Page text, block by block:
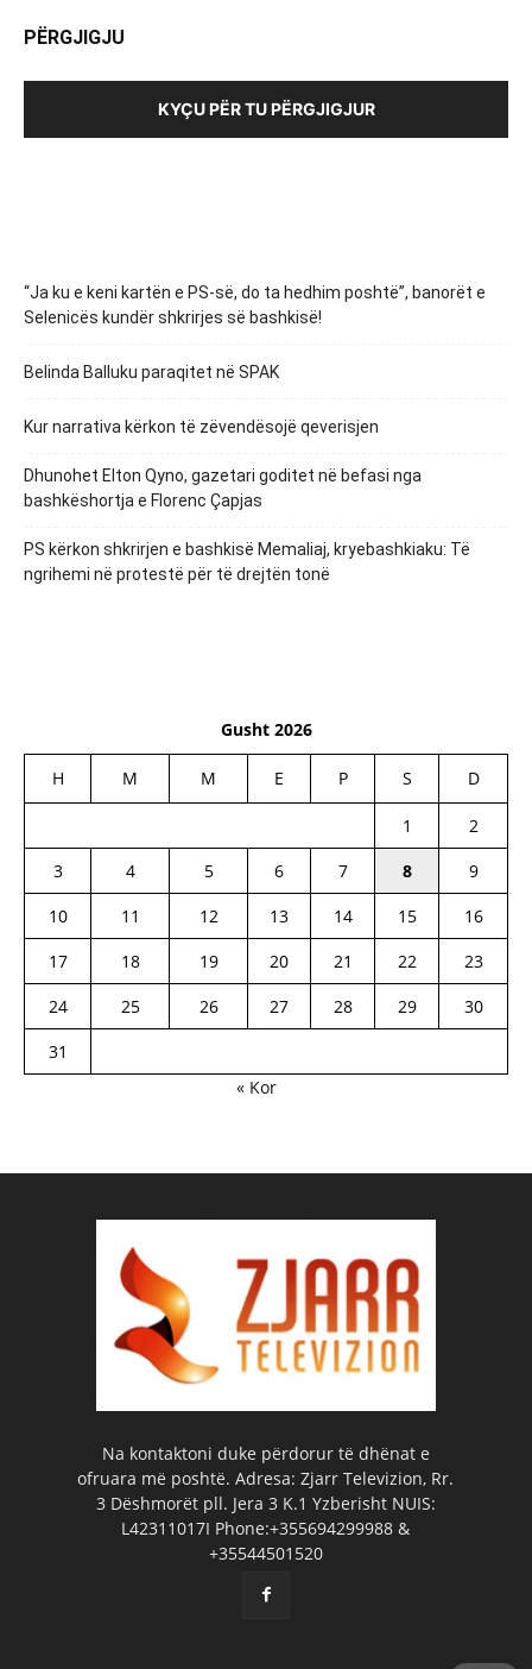
PËRGJIGJU
KYÇU PËR TU PËRGJIGJUR
“Ja ku e keni kartën e PS-së, do ta hedhim poshtë”, banorët e
Selenicës kundër shkrirjes së bashkisë!
Belinda Balluku paraqitet në SPAK
Kur narrativa kërkon të zëvendësojë qeverisjen
Dhunohet Elton Qyno, gazetari goditet në befasi nga
bashkëshortja e Florenc Çapjas
PS kërkon shkrirjen e bashkisë Memaliaj, kryebashkiaku: Të
ngrihemi në protestë për të drejtën tonë
Gusht 2026
H M M E P S D
1
2
3
4 5 6 7 8
9
10
11 12 13 14 15
16
17
18 19 20 21 22
23
24
25 26 27 28 29
30
31
« Kor
Na kontaktoni duke përdorur të dhënat e
ofruara më poshtë. Adresa: Zjarr Televizion, Rr.
3 Dëshmorët pll. Jera 3 K.1 Yzberisht NUIS:
L42311017I Phone:+355694299988 &
+35544501520